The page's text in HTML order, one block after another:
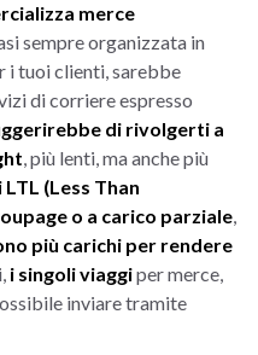
merce
sempre organizzata in
i tuoi clienti, sarebbe
di corriere espresso
di rivolgerti a
, più lenti, ma anche più
(Less Than
o a carico parziale,
più carichi per rendere
i singoli viaggiper merce,
inviare tramite